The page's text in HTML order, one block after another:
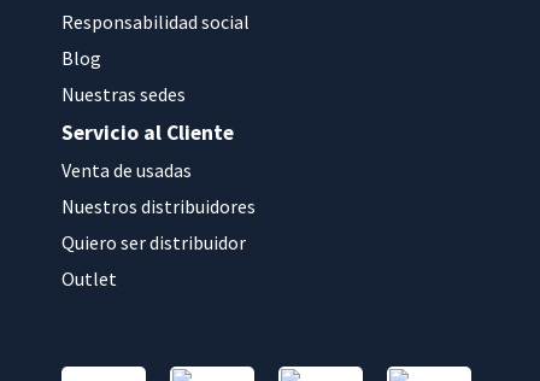
Responsabilidad social
Blog
Nuestras sedes
Servicio al Cliente
Venta de usadas
Nuestros distribuidores
Quiero ser distribuidor
Outlet